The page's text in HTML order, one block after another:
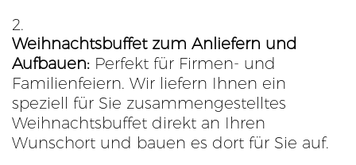
Weihnachtsbuffet zum Anliefern und
Aufbauen: Perfekt für Firmen- und
Familienfeiern. Wir liefern Ihnen ein
speziell für Sie zusammengestelltes
Weihnachtsbuffet direkt an Ihren
Wunschort und bauen es dort für Sie auf.